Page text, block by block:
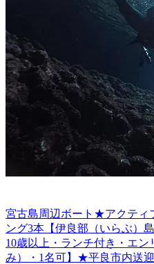
宮古島周辺ボート★アクテ
ング3本【伊良部（いらぶ）
10歳以上・ランチ付き・エ
み）・1名可】★平良市内送